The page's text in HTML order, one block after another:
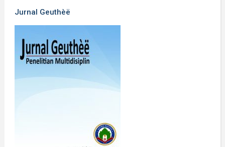
Jurnal Geuthèë